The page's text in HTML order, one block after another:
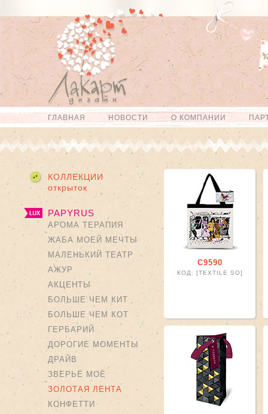
Перейти к
основному
содержанию
Skip to
navigation
Главное меню
ГЛАВНАЯ НОВОСТИ О КОМПАНИИ
КОЛЛЕКЦИИ
открыток
PAPYRUS
АРОМА ТЕРАПИЯ
ЖАБА МОЕЙ МЕЧТЫ
МАЛЕНЬКИЙ ТЕАТР
АЖУР
АКЦЕНТЫ
БОЛЬШЕ ЧЕМ КИТ
БОЛЬШЕ ЧЕМ КОТ
ГЕРБАРИЙ
ДОРОГИЕ МОМЕНТЫ
ДРАЙВ
ЗВЕРЬЁ МОЁ
ЗОЛОТАЯ ЛЕНТА
КОНФЕТТИ
С9590
КОД: [TEXTILE SO]